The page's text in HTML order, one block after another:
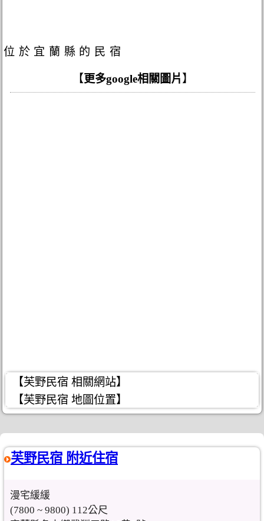
位於宜蘭縣的民宿
【更多google相關圖片 】
【芙野民宿 相關網站】
【芙野民宿 地圖位置】
芙野民宿 附近住宿
漫宅緩緩
(7800 ~ 9800) 112公尺